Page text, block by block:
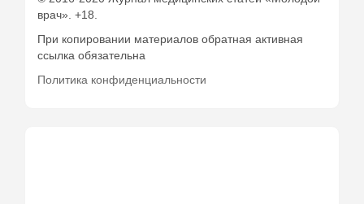
врач». +18.
При копировании материалов обратная активная
ссылка обязательна
Политика конфиденциальности